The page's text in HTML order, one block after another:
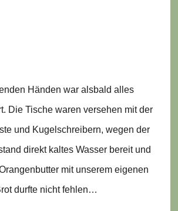
Händen war alsbald alles
Die Tische waren versehen mit der
und Kugelschreibern, wegen der
direkt kaltes Wasser bereit und
mit unserem eigenen
durfte nicht fehlen…